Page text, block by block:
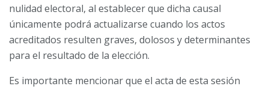
nulidad electoral, al establecer que dicha causal
únicamente podrá actualizarse cuando los actos
acreditados resulten graves, dolosos y determinantes
para el resultado de la elección.
Es importante mencionar que el acta de esta sesión